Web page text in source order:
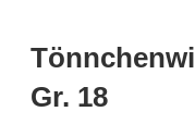
Gr. 18